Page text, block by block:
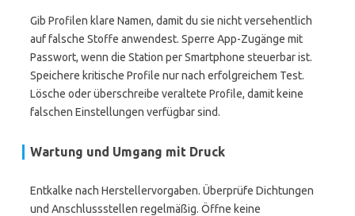
Gib Profilen klare Namen, damit du sie nicht versehentlich
auf falsche Stoffe anwendest. Sperre App-Zugänge mit
Passwort, wenn die Station per Smartphone steuerbar ist.
Speichere kritische Profile nur nach erfolgreichem Test.
Lösche oder überschreibe veraltete Profile, damit keine
falschen Einstellungen verfügbar sind.
Wartung und Umgang mit Druck
Entkalke nach Herstellervorgaben. Überprüfe Dichtungen
und Anschlussstellen regelmäßig. Öffne keine